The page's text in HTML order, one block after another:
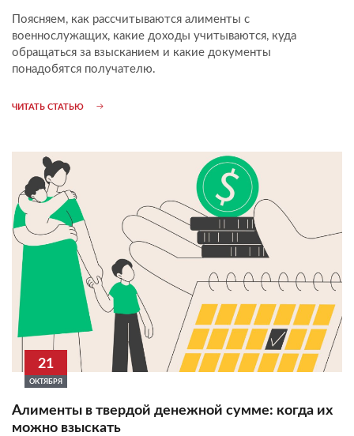
Поясняем, как рассчитываются алименты с
военнослужащих, какие доходы учитываются, куда
обращаться за взысканием и какие документы
понадобятся получателю.
ЧИТАТЬ СТАТЬЮ
21
ОКТЯБРЯ
Алименты в твердой денежной сумме: когда их
можно взыскать